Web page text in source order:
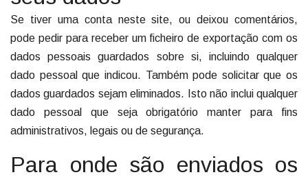
Se tiver uma conta neste site, ou deixou comentários,
pode pedir para receber um ficheiro de exportação com os
dados pessoais guardados sobre si, incluindo qualquer
dado pessoal que indicou. Também pode solicitar que os
dados guardados sejam eliminados. Isto não inclui qualquer
dado pessoal que seja obrigatório manter para fins
administrativos, legais ou de segurança.
Para onde são enviados os